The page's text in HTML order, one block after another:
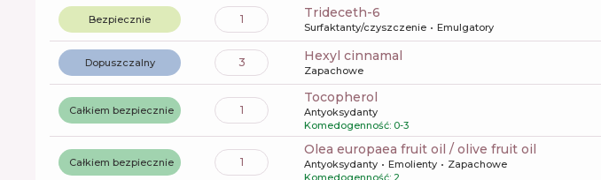
Bezpiecznie 1 trideceth-6
Surfaktanty/czyszczenie Emulgatory
Dopuszczalny 3 hexyl cinnamal
Zapachowe
Całkiem bezpiecznie 1
tocopherol
Antyoksydanty
Komedogenność: 0-3
Całkiem bezpiecznie 1
olea europaea fruit oil / olive fruit oil
Antyoksydanty Emolienty
Zapachowe
Komedogenność: 2